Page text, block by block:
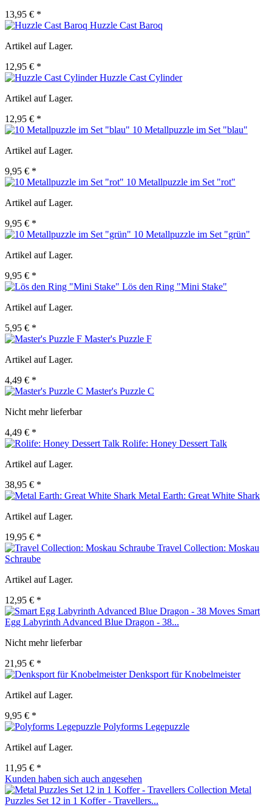
13,95 € *
Huzzle Cast Baroq
Artikel auf Lager.
12,95 € *
Huzzle Cast Cylinder
Artikel auf Lager.
12,95 € *
10 Metallpuzzle im Set "blau"
Artikel auf Lager.
9,95 € *
10 Metallpuzzle im Set "rot"
Artikel auf Lager.
9,95 € *
10 Metallpuzzle im Set "grün"
Artikel auf Lager.
9,95 € *
Lös den Ring "Mini Stake"
Artikel auf Lager.
5,95 € *
Master's Puzzle F
Artikel auf Lager.
4,49 € *
Master's Puzzle C
Nicht mehr lieferbar
4,49 € *
Rolife: Honey Dessert Talk
Artikel auf Lager.
38,95 € *
Metal Earth: Great White Shark
Artikel auf Lager.
19,95 € *
Travel Collection: Moskau
Schraube
Artikel auf Lager.
12,95 € *
Smart
Egg Labyrinth Advanced Blue Dragon - 38...
Nicht mehr lieferbar
21,95 € *
Denksport für Knobelmeister
Artikel auf Lager.
9,95 € *
Polyforms Legepuzzle
Artikel auf Lager.
11,95 € *
Kunden haben sich auch angesehen
Metal
Puzzles Set 12 in 1 Koffer - Travellers...